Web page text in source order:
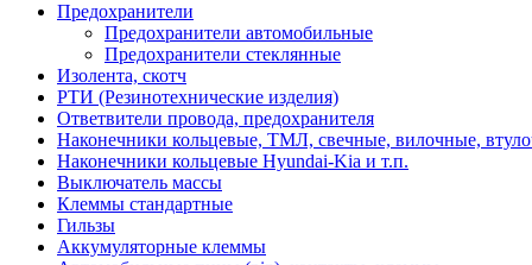
Предохранители
Предохранители автомобильные
Предохранители стеклянные
Изолента, скотч
РТИ (Резинотехнические изделия)
Ответвители провода, предохранителя
Наконечники кольцевые, ТМЛ, свечные, вилочные,
Наконечники кольцевые Hyundai-Kia и т.п.
Выключатель массы
Клеммы стандартные
Гильзы
Аккумуляторные клеммы